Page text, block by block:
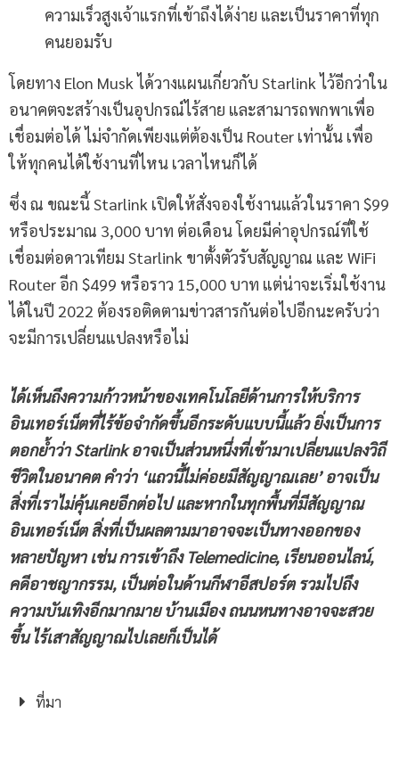
ความเร็วสูงเจ้าแรกที่เข้าถึงได้ง่าย และเป็นราคาที่ทุก
คนยอมรับ
โดยทาง Elon Musk ได้วางแผนเกี่ยวกับ Starlink ไว้อีกว่าใน
อนาคตจะสร้างเป็นอุปกรณ์ไร้สาย และสามารถพกพาเพื่อ
เชื่อมต่อได้ ไม่จำกัดเพียงแต่ต้องเป็น Router เท่านั้น เพื่อ
ให้ทุกคนได้ใช้งานที่ไหน เวลาไหนก็ได้
ซึ่ง ณ ขณะนี้ Starlink เปิดให้สั่งจองใช้งานแล้วในราคา $99
หรือประมาณ 3,000 บาท ต่อเดือน โดยมีค่าอุปกรณ์ที่ใช้
เชื่อมต่อดาวเทียม Starlink ขาตั้งตัวรับสัญญาณ และ WiFi
Router อีก $499 หรือราว 15,000 บาท แต่น่าจะเริ่มใช้งาน
ได้ในปี 2022 ต้องรอติดตามข่าวสารกันต่อไปอีกนะครับว่า
จะมีการเปลี่ยนแปลงหรือไม่
ได้เห็นถึงความก้าวหน้าของเทคโนโลยีด้านการให้บริการ
อินเทอร์เน็ตที่ไร้ข้อจำกัดขึ้นอีกระดับแบบนี้แล้ว ยิ่งเป็นการ
ตอกย้ำว่าStarlink อาจเป็นส่วนหนึ่งที่เข้ามาเปลี่ยนแปลงวิถี
ชีวิตในอนาคต คำว่า ‘แถวนี้ไม่ค่อยมีสัญญาณเลย’ อาจเป็น
สิ่งที่เราไม่คุ้นเคยอีกต่อไป และหากในทุกพื้นที่มีสัญญาณ
อินเทอร์เน็ต สิ่งที่เป็นผลตามมาอาจจะเป็นทางออกของ
หลายปัญหา เช่น การเข้าถึง Telemedicine, เรียนออนไลน์,
คดีอาชญากรรม, เป็นต่อในด้านกีฬาอีสปอร์ต รวมไปถึง
ความบันเทิงอีกมากมาย บ้านเมือง ถนนหนทางอาจจะสวย
ขึ้น ไร้เสาสัญญาณไปเลยก็เป็นได้
ที่มา